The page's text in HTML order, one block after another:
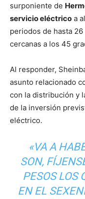
surponiente de
servicio eléctrico a
periodos de hasta
cercanas a los 45
Al responder,
asunto relacionado
con la distribución y
de la inversión
eléctrico.
«VA A
SON,
PESOS LOS
EN EL